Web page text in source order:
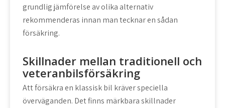
grundlig jämförelse av olika alternativ
rekommenderas innan man tecknar en sådan
försäkring.
Skillnader mellan traditionell och
veteranbilsförsäkring
Att försäkra en klassisk bil kräver speciella
överväganden. Det finns märkbara skillnader